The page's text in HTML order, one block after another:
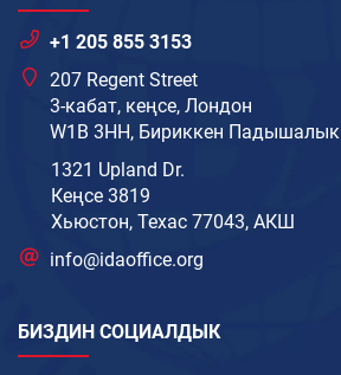
+1 205 855 3153
207 Regent Street
3-кабат, кеңсе, Лондон
W1B 3HH, Бириккен Падышалык
1321 Upland Dr.
Кеңсе 3819
Хьюстон, Техас 77043, АКШ
info@idaoffice.org
БИЗДИН СОЦИАЛДЫК